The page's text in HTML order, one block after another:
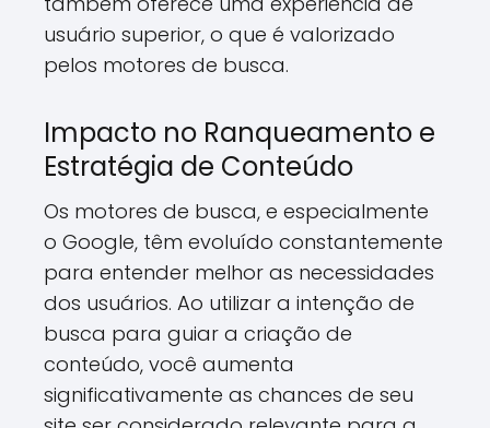
usuário superior, o que é valorizado
pelos motores de busca.
Impacto no Ranqueamento e
Estratégia de Conteúdo
Os motores de busca, e especialmente
o Google, têm evoluído constantemente
para entender melhor as necessidades
dos usuários. Ao utilizar a intenção de
busca para guiar a criação de
conteúdo, você aumenta
significativamente as chances de seu